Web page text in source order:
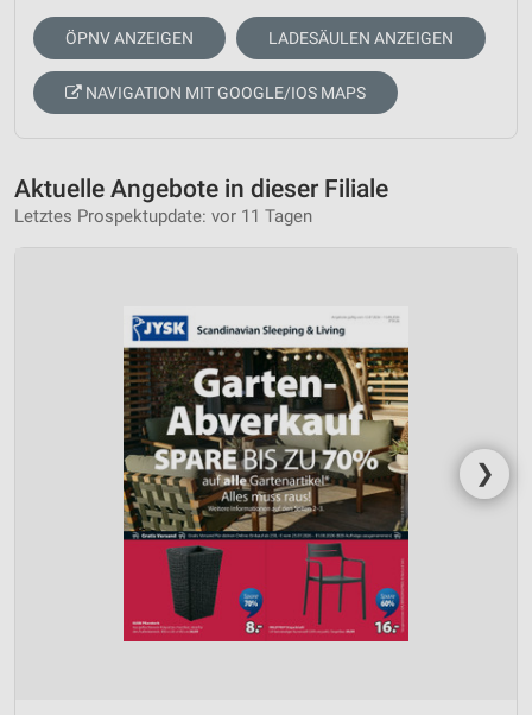
ÖPNV ANZEIGEN LADESÄULEN ANZEIGEN
NAVIGATION MIT GOOGLE/IOS MAPS
Aktuelle Angebote in dieser Filiale
Letztes Prospektupdate: vor 11 Tagen
❯